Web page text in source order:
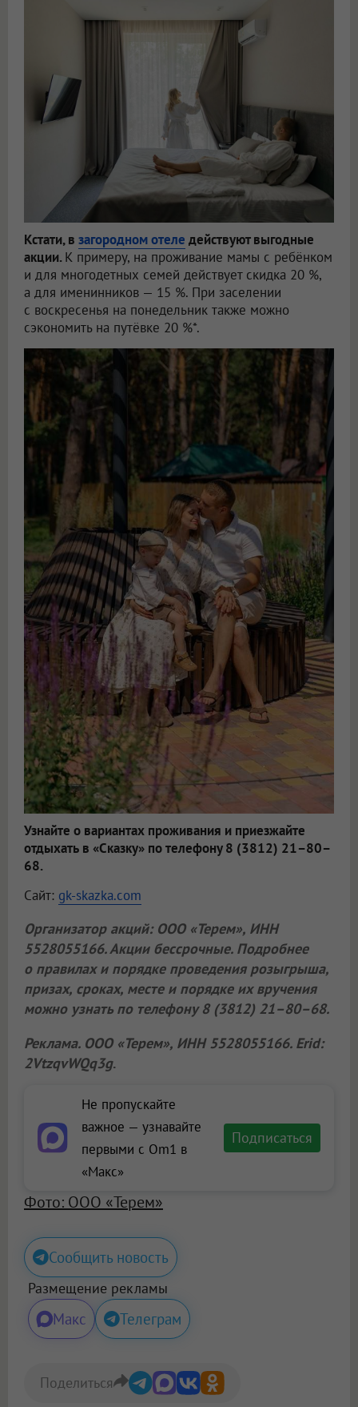
Кстати, в загородном отеле действуют выгодные
акции. К примеру, на проживание мамы с ребёнком
и для многодетных семей действует скидка 20 %,
а для именинников — 15 %. При заселении
с воскресенья на понедельник также можно
сэкономить на путёвке 20 %*.
Узнайте о вариантах проживания и приезжайте
отдыхать в «Сказку» по телефону 8 (3812) 21–80–
68.
Сайт: gk-skazka.com
Организатор акций: ООО «Терем», ИНН
5528055166. Акции бессрочные. Подробнее
о правилах и порядке проведения розыгрыша,
призах, сроках, месте и порядке их вручения
можно узнать по телефону 8 (3812) 21–80–68.
Реклама. ООО «Терем», ИНН 5528055166. Erid:
2VtzqvWQq3g.
Не пропускайте
важное — узнавайте
первыми с Om1 в
«Макс»
Подписаться
Фото: ООО «Терем»
Сообщить новость
Размещение рекламы
Макс Телеграм
Поделиться